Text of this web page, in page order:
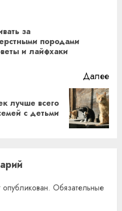
за
породами
и лайфхаки
Далее
лучше всего
с детьми
Обязательные